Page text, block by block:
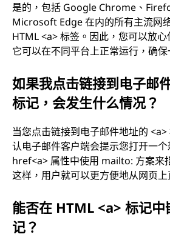
是的，包括 Google Chrome、
Microsoft Edge 在内的所有主流网
HTML <a> 标签。因此，您可以放
它可以在不同平台上正常运行，确保
如果我点击链接到电子邮
标记，会发生什么情况？
当您点击链接到电子邮件地址的
认电子邮件客户端会提示您打开一
href<a> 属性中使用 mailto: 方案来
这样，用户就可以更方便地从网页上
能否在 HTML <a> 标记中
记？